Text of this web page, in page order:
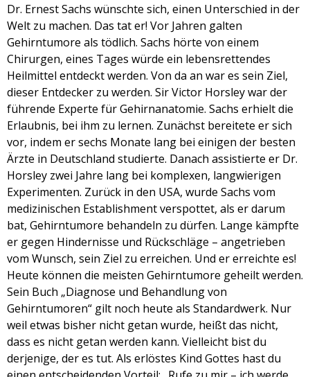
Apple Podcasts Spotify
RSS FEED
TEILEN
LINK
EMBED
Dr. Ernest Sachs wünschte sich, einen Unterschied in der
Welt zu machen. Das tat er! Vor Jahren galten
Gehirntumore als tödlich. Sachs hörte von einem
Chirurgen, eines Tages würde ein lebensrettendes
Heilmittel entdeckt werden. Von da an war es sein Ziel,
dieser Entdecker zu werden. Sir Victor Horsley war der
führende Experte für Gehirnanatomie. Sachs erhielt die
Erlaubnis, bei ihm zu lernen. Zunächst bereitete er sich
vor, indem er sechs Monate lang bei einigen der besten
Ärzte in Deutschland studierte. Danach assistierte er Dr.
Horsley zwei Jahre lang bei komplexen, langwierigen
Experimenten. Zurück in den USA, wurde Sachs vom
medizinischen Establishment verspottet, als er darum
bat, Gehirntumore behandeln zu dürfen. Lange kämpfte
er gegen Hindernisse und Rückschläge – angetrieben
vom Wunsch, sein Ziel zu erreichen. Und er erreichte es!
Heute können die meisten Gehirntumore geheilt werden.
Sein Buch „Diagnose und Behandlung von
Gehirntumoren“ gilt noch heute als Standardwerk. Nur
weil etwas bisher nicht getan wurde, heißt das nicht,
dass es nicht getan werden kann. Vielleicht bist du
derjenige, der es tut. Als erlöstes Kind Gottes hast du